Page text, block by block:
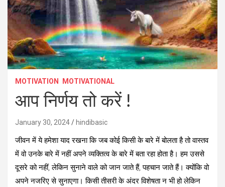
MOTIVATION MOTIVATIONAL
आप निर्णय तो करें !
January 30, 2024 hindibasic
जीवन में ये हमेशा याद रखना कि जब कोई किसी के बारे में बोलता है तो वास्तव
में वो उनके बारे में नहीं अपने व्यक्तित्व के बारे में बता रहा होता है। हम उससे
दूसरे को नहीं, लेकिन सुनाने वाले को जान जाते हैं, पहचान जाते हैं। क्योंकि वो
अपने नजरिए से सुनाएगा। किसी तीसरी के अंदर विशेषता न भी हो लेकिन